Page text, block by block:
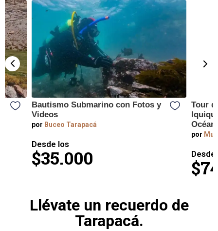
Bautismo Submarino con Fotos y
Videos
por Buceo Tarapacá
Desde los
$35.000
Tour
por
Desde
Llévate un recuerdo de
Tarapacá.